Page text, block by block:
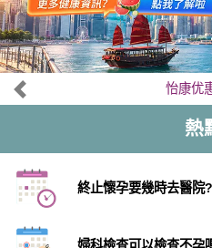
怡康优
熱
終止懷孕要幾時去醫院